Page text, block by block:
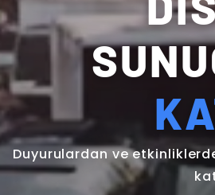
Duyurulardan ve